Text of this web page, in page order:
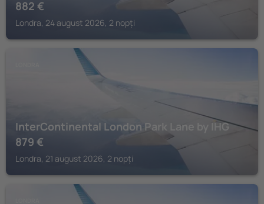
882 €
Londra, 24 august 2026, 2 nopți
InterContinental London Park Lane by IHG
879 €
Londra, 21 august 2026, 2 nopți